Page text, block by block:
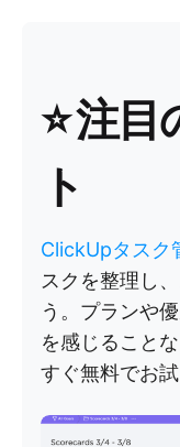
⭐ 注
ト
ClickUpタスク
スクを整理し
う。プランや
を感じること
すぐ無料でお